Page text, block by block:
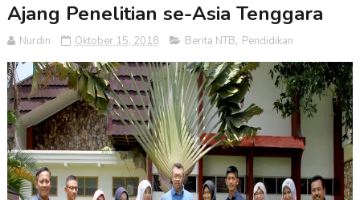
Ajang Penelitian se-Asia Tenggara
Nurdin Oktober 15, 2018 Berita NTB, Pendidikan